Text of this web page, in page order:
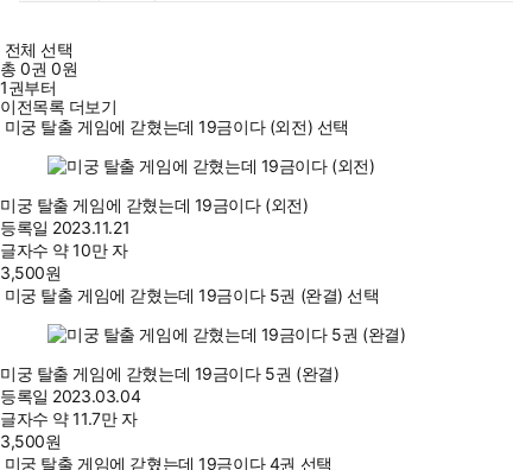
전체 선택
총0권 0원
1권부터
이전목록 더보기
미궁 탈출 게임에 갇혔는데 19금이다 (외전) 선택
미궁 탈출 게임에 갇혔는데 19금이다 (외전)
등록일 2023.11.21
글자수 약 10만 자
3,500원
미궁 탈출 게임에 갇혔는데 19금이다 5권 (완결) 선택
미궁 탈출 게임에 갇혔는데 19금이다 5권 (완결)
등록일 2023.03.04
글자수 약 11.7만 자
3,500원
미궁 탈출 게임에 갇혔는데 19금이다 4권 선택